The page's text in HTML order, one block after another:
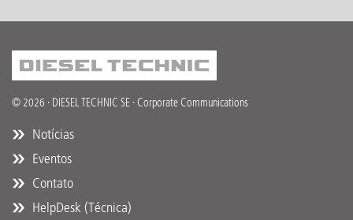
© 2026 · DIESEL TECHNIC SE · Corporate Communications
Notícias
Eventos
Contato
HelpDesk (Técnica)